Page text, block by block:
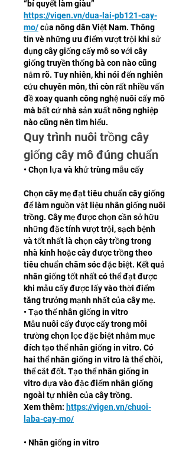
https://vigen.vn/dua-lai-pb121-cay-
mo/ của nông dân Việt Nam. Thông
tin vè những ưu điểm vượt trội khi sử
dụng cây giống cấy mô so với cây
giống truyền thống bà con nào cũng
nắm rõ. Tuy nhiên, khi nói đến nghiên
cứu chuyên môn, thì còn rất nhiều vấn
đề xoay quanh công nghệ nuôi cấy mô
mà bất cứ nhà sản xuất nông nghiệp
nào cũng nên tìm hiểu.
Quy trình nuôi trồng cây
giống cây mô đúng chuẩn
• Chọn lựa và khử trùng mẫu cấy
Chọn cây mẹ đạt tiêu chuẩn cây giống
để làm nguồn vật liệu nhân giống nuôi
trồng. Cây mẹ được chọn cần sở hữu
những đặc tính vượt trội, sạch bệnh
và tốt nhất là chọn cây trồng trong
nhà kính hoặc cây được trồng theo
tiêu chuẩn chăm sóc đặc biệt. Kết quả
nhân giống tốt nhất có thể đạt được
khi mẫu cấy được lấy vào thời điểm
tăng trưởng mạnh nhất của cây mẹ.
• Tạo thể nhân giống in vitro
Mẫu nuôi cấy được cấy trong môi
trường chọn lọc đặc biệt nhằm mục
đích tạo thể nhân giống in vitro. Có
hai thể nhân giống in vitro là thể chồi,
thể cắt đốt. Tạo thể nhân giống in
vitro dựa vào đặc điểm nhân giống
ngoài tự nhiên của cây trồng.
Xem thêm: https://vigen.vn/chuoi-
laba-cay-mo/
• Nhân giống in vitro